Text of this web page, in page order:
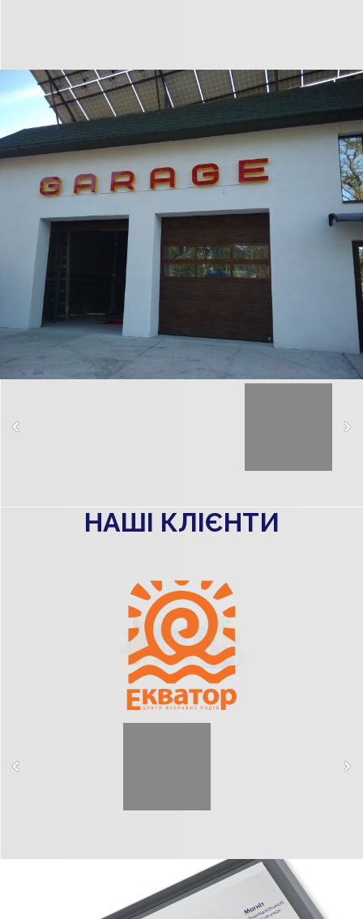
НАШІ КЛІЄНТИ